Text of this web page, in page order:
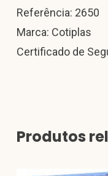
Referência: 2650
Marca: Cotiplas
Certificado de
Produtos